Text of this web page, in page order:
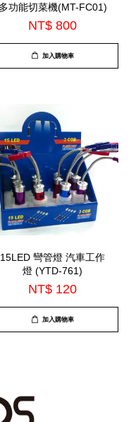
多功能切菜機(MT-FC01)
NT$ 800
加入購物車
15LED 彎管燈 汽車工作
燈 (YTD-761)
NT$ 120
加入購物車